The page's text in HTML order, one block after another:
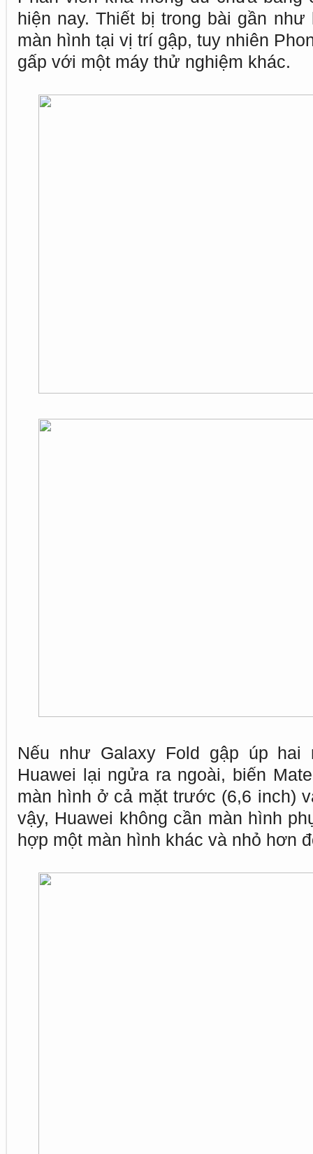
hiện nay. Thiết bị trong bài gần
màn hình tại vị trí gập, tuy nhiên
gấp với một máy thử nghiệm khác.
Nếu như Galaxy Fold gập úp hai
Huawei lại ngửa ra ngoài, biến
màn hình ở cả mặt trước (6,6 inch)
vậy, Huawei không cần màn hình
hợp một màn hình khác và nhỏ hơn